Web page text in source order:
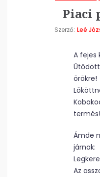
Piaci
Szerző: Leé
A fejes
örökre!
termés!
Ámde
járnak:
Az